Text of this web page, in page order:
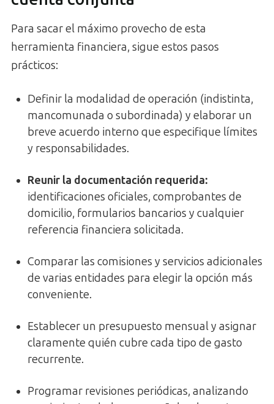
Para sacar el máximo provecho de esta
herramienta financiera, sigue estos pasos
prácticos:
Definir la modalidad de operación (indistinta,
mancomunada o subordinada) y elaborar un
breve acuerdo interno que especifique límites
y responsabilidades.
Reunir la documentación requerida:
identificaciones oficiales, comprobantes de
domicilio, formularios bancarios y cualquier
referencia financiera solicitada.
Comparar las comisiones y servicios adicionales
de varias entidades para elegir la opción más
conveniente.
Establecer un presupuesto mensual y asignar
claramente quién cubre cada tipo de gasto
recurrente.
Programar revisiones periódicas, analizando